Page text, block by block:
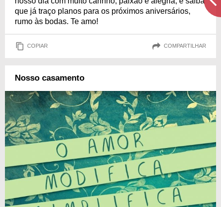
que já traço planos para os próximos aniversários,
rumo às bodas. Te amo!
COPIAR COMPARTILHAR
Nosso casamento